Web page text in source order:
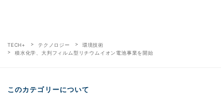
TECH+ テクノロジー
環境技術
積水化学、大判フィルム型リチウムイオン電池事業を開始
このカテゴリーについて